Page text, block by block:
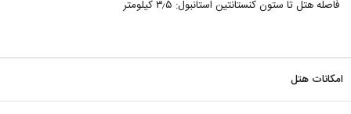
فاصله هتل تا ستون کنستانتین استانبول: ۳٫۵ کیلومتر
امکانات هتل